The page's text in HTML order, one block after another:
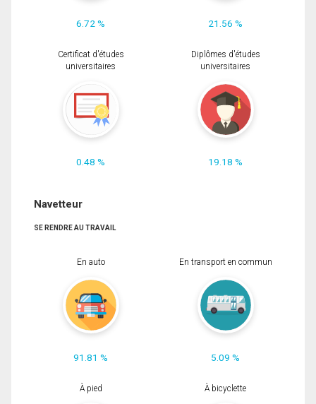
6.72 % 21.56 %
Certificat d'études
universitaires
0.48 %
Diplômes d'études
universitaires
19.18 %
Navetteur
SE RENDRE AU TRAVAIL
En auto
91.81 %
En transport en commun
5.09 %
À pied À bicyclette